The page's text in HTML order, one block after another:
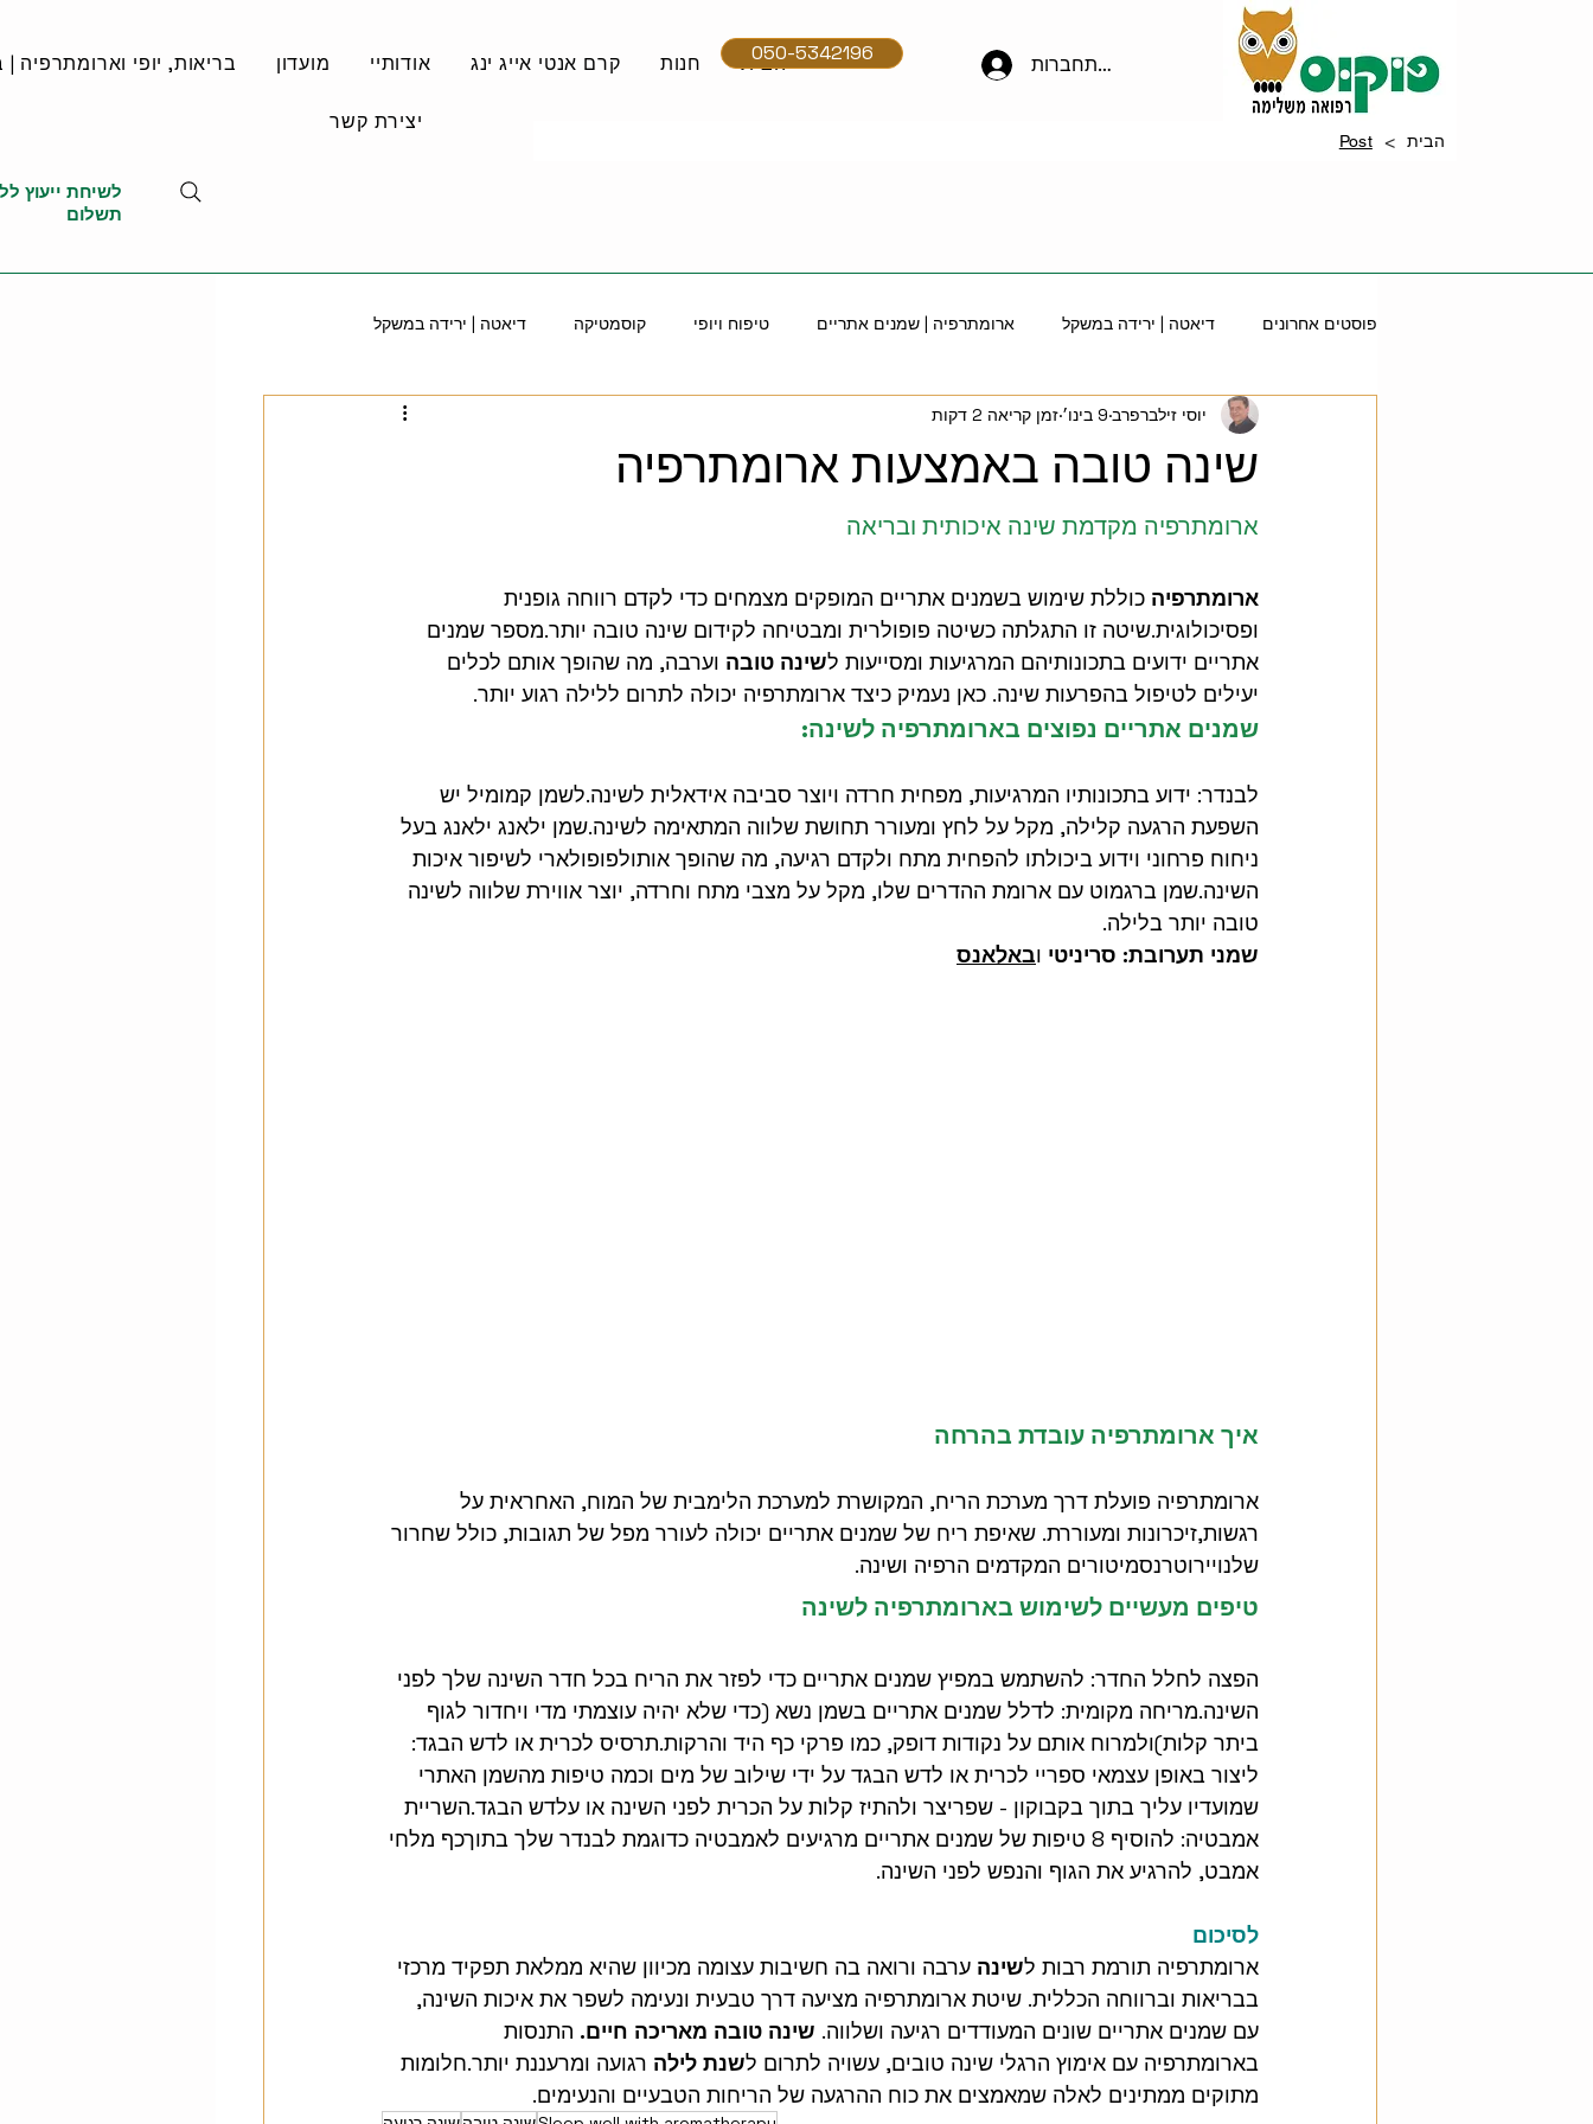
הבית חנות קרם אנטי אייג ינג אודותיי מועדון בריאות, יופי וארומתרפיה |
יצירת קשר
לשיחת ייעוץ
תשלום
להתחברות
הבית >
Post
050-5342196
פוסטים אחרונים דיאטה | ירידה במשקל ארומתרפיה | שמנים אתריים טיפוח ויופי קוסמטיקה דיאטה | ירידה במשקל
טיפוח ויופי קוסמטיקה ארומתרפיה | שמנים אתריים רפואה משלימה
רפלקסולוגיה כאב שיניים בריאות מגנזיום לשימוש חיצוני פייסליפט שמן אורגנו דוטרה
שמן אתרי לבנדר שינה ארומתרפיה טיפול בכאבים הגברת מוטיבציה
שינה טובה באמצעות ארומתרפיה
יוסי זילברפרב 9 בינו׳ זמן קריאה 2 דקות
ארומתרפיה מקדמת שינה איכותית ובריאה
ארומתרפיה כוללת שימוש בשמנים אתריים המופקים מצמחים כדי לקדם רווחה גופנית
ופסיכולוגית.שיטה זו התגלתה כשיטה פופולרית ומבטיחה לקידום שינה טובה יותר.מספר שמנים
אתריים ידועים בתכונותיהם המרגיעות ומסייעות לשינה טובה וערבה, מה שהופך אותם לכלים
יעילים לטיפול בהפרעות שינה. כאן נעמיק כיצד ארומתרפיה יכולה לתרום ללילה רגוע יותר.
שמנים אתריים נפוצים בארומתרפיה לשינה:
לבנדר: ידוע בתכונותיו המרגיעות, מפחית חרדה ויוצר סביבה אידאלית לשינה.לשמן קמומיל יש
השפעת הרגעה קלילה, מקל על לחץ ומעורר תחושת שלווה המתאימה לשינה.שמן ילאנג ילאנג בעל
ניחוח פרחוני וידוע ביכולתו להפחית מתח ולקדם רגיעה, מה שהופך אותולפופולארי לשיפור איכות
השינה.שמן ברגמוט עם ארומת ההדרים שלו, מקל על מצבי מתח וחרדה, יוצר אווירת שלווה לשינה
טובה יותר בלילה.
שמני תערובת: סריניטי ובאלאנס
איך ארומתרפיה עובדת בהרחה
ארומתרפיה פועלת דרך מערכת הריח, המקושרת למערכת הלימבית של המוח, האחראית על
רגשות,זיכרונות ומעוררת. שאיפת ריח של שמנים אתריים יכולה לעורר מפל של תגובות, כולל שחרור
שלנויירוטרנסמיטורים המקדמים הרפיה ושינה.
טיפים מעשיים לשימוש בארומתרפיה לשינה
הפצה לחלל החדר: להשתמש במפיץ שמנים אתריים כדי לפזר את הריח בכל חדר השינה שלך לפני
השינה.מריחה מקומית: לדלל שמנים אתריים בשמן נשא (כדי שלא יהיה עוצמתי מדי ויחדור לגוף
ביתר קלות)ולמרוח אותם על נקודות דופק, כמו פרקי כף היד והרקות.תרסיס לכרית או לדש הבגד:
ליצור באופן עצמאי ספריי לכרית או לדש הבגד על ידי שילוב של מים וכמה טיפות מהשמן האתרי
שמועדיו עליך בתוך בקבוקון - שפריצר ולהתיז קלות על הכרית לפני השינה או עלדש הבגד.השריית
אמבטיה: להוסיף 8 טיפות של שמנים אתריים מרגיעים לאמבטיה כדוגמת לבנדר שלך בתוךכף מלחי
אמבט, להרגיע את הגוף והנפש לפני השינה.
לסיכום
ארומתרפיה תורמת רבות לשינה ערבה ורואה בה חשיבות עצומה מכיוון שהיא ממלאת תפקיד מרכזי
בבריאות וברווחה הכללית. שיטת ארומתרפיה מציעה דרך טבעית ונעימה לשפר את איכות השינה,
עם שמנים אתריים שונים המעודדים רגיעה ושלווה. שינה טובה מאריכה חיים. התנסות
בארומתרפיה עם אימוץ הרגלי שינה טובים, עשויה לתרום לשנת לילה רגועה ומרעננת יותר.חלומות
מתוקים ממתינים לאלה שמאמצים את כוח ההרגעה של הריחות הטבעיים והנעימים.